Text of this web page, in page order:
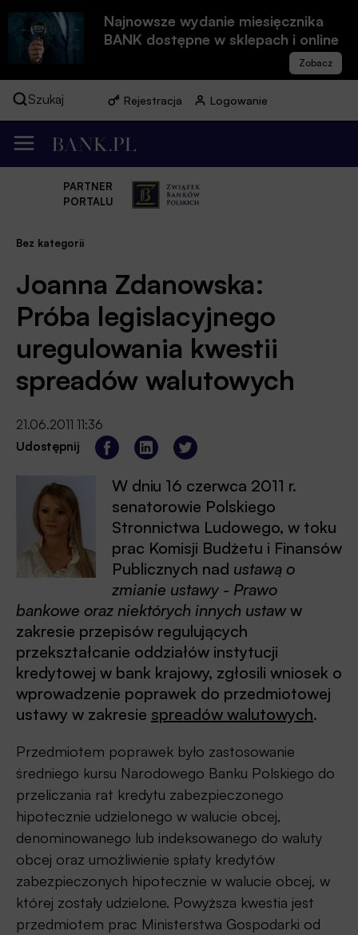
Najnowsze wydanie miesięcznika
BANK dostępne w sklepach i online
Szukaj Rejestracja Logowanie
PARTNER
PORTALU
Bez kategorii
Joanna Zdanowska:
Próba legislacyjnego
uregulowania kwestii
spreadów walutowych
21.06.2011 11:36
Udostępnij
W dniu 16 czerwca 2011 r.
senatorowie Polskiego
Stronnictwa Ludowego, w toku
prac Komisji Budżetu i Finansów
Publicznych nad ustawą o
zmianie ustawy - Prawo
bankowe oraz niektórych innych ustaw w
zakresie przepisów regulujących
przekształcanie oddziałów instytucji
kredytowej w bank krajowy, zgłosili wniosek o
wprowadzenie poprawek do przedmiotowej
ustawy w zakresie spreadów walutowych.
Przedmiotem poprawek było zastosowanie
średniego kursu Narodowego Banku Polskiego do
przeliczania rat kredytu zabezpieczonego
hipotecznie udzielonego w walucie obcej,
denominowanego lub indeksowanego do waluty
obcej oraz umożliwienie spłaty kredytów
zabezpieczonych hipotecznie w walucie obcej, w
której zostały udzielone. Powyższa kwestia jest
przedmiotem prac Ministerstwa Gospodarki od